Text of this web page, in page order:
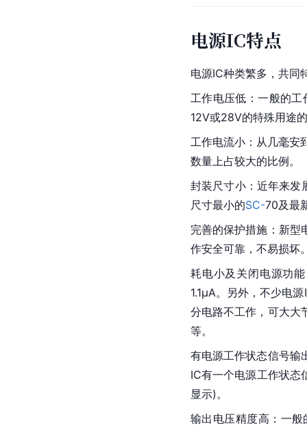
电源IC特点
电源IC种类繁多，共同
工作电压低：一般的
12V或28V的特殊用途
工作电流小：从几毫
数量上占较大的比例。
封装尺寸小：近年来发
尺寸最小的SC-70及最
完善的保护措施：新型
作安全可靠，不易损坏
耗电小及关闭电源功
1.1μA。另外，不少电
分电路不工作，可大大
等。
有电源工作状态信号输
IC有一个电源工作状态
显示)。
输出电压精度高：一